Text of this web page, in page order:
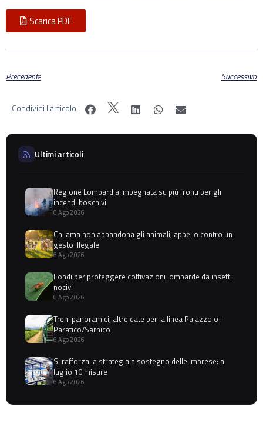
Scarica PDF
Precedente Successivo
Condividi l'articolo:
Ultimi articoli
Regione Lombardia impegnata su più fronti per gli
incendi boschivi
6 Ago 2026
Chi ama non abbandona gli animali, appello contro un
gesto illegale
6 Ago 2026
Fondi per proteggere coltivazioni lombarde da insetti
nocivi
6 Ago 2026
Treni panoramici, altre date per la linea Palazzolo-
Paratico/Sarnico
6 Ago 2026
Si rafforza la strategia a sostegno delle imprese: a
luglio 10 misure
6 Ago 2026